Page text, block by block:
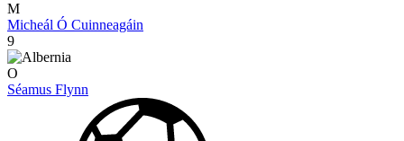
M
Micheál Ó Cuinneagáin
9
O
Séamus Flynn